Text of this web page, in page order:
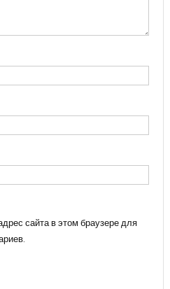
сайта в этом браузере для